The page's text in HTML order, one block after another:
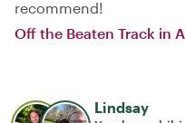
recommend!
Off the Beaten Track in
Lindsay